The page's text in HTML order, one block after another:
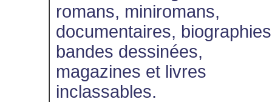
romans, miniromans,
documentaires,
bandes dessinées,
magazines et livres
inclassables.